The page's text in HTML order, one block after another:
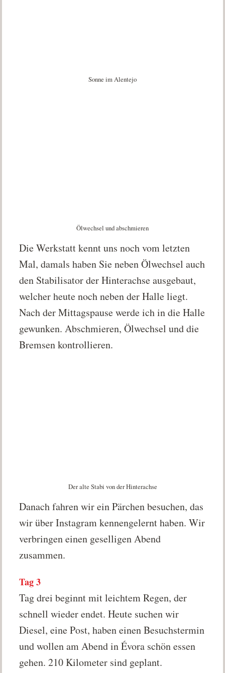
Sonne im Alentejo
Ölwechsel und abschmieren
Die Werkstatt kennt uns noch vom letzten
Mal, damals haben Sie neben Ölwechsel auch
den Stabilisator der Hinterachse ausgebaut,
welcher heute noch neben der Halle liegt.
Nach der Mittagspause werde ich in die Halle
gewunken. Abschmieren, Ölwechsel und die
Bremsen kontrollieren.
Der alte Stabi von der Hinterachse
Danach fahren wir ein Pärchen besuchen, das
wir über Instagram kennengelernt haben. Wir
verbringen einen geselligen Abend
zusammen.
Tag 3
Tag drei beginnt mit leichtem Regen, der
schnell wieder endet. Heute suchen wir
Diesel, eine Post, haben einen Besuchstermin
und wollen am Abend in Évora schön essen
gehen. 210 Kilometer sind geplant.